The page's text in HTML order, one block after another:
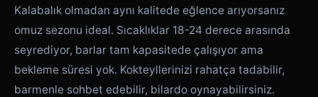
Kalabalık olmadan aynı kalitede eğlence arıyorsanız
omuz sezonu ideal. Sıcaklıklar 18-24 derece arasında
seyrediyor, barlar tam kapasitede çalışıyor ama
bekleme süresi yok. Kokteyllerinizi rahatça tadabilir,
barmenle sohbet edebilir, bilardo oynayabilirsiniz.